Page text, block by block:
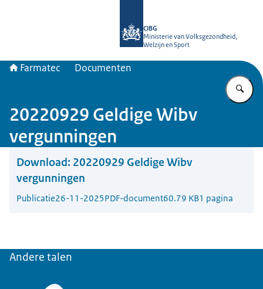
CIBG
Ministerie van Volksgezondheid,
Welzijn en Sport
Farmatec Documenten
20220929 Geldige Wibv
vergunningen
Download: 20220929 Geldige Wibv
vergunningen
Publicatie26-11-2025PDF-document60.79 KB1 pagina
Andere talen